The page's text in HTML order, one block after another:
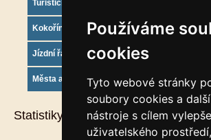
Používáme
cookies
Tyto webové stránky
soubory cookies a
nástroje s cílem
uživatelského
Turistický deník
Kokořínsko info
Jízdní řády
Města a obce
Statistiky